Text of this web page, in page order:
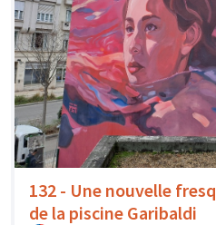
132 - Une nouvelle
de la piscine Garibaldi